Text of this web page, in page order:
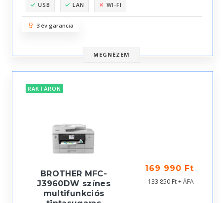
USB LAN WI-FI
3 év garancia
MEGNÉZEM
RAKTÁRON
BROTHER MFC-
J3960DW színes
multifunkciós
169 990 Ft
133 850 Ft + ÁFA